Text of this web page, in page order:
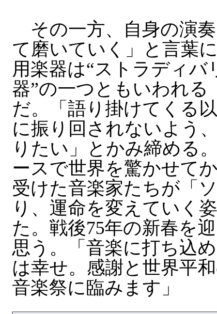
その一方、自身の演
て磨いていく」と言葉
用楽器は“ストラディバ
器”の一つともいわれる
だ。「語り掛けてくる
に振り回されないよう
りたい」とかみ締める
ースで世界を驚かせて
受けた音楽家たちが「
り、運命を変えていく
た。戦後75年の新春を
思う。「音楽に打ち込
は幸せ。感謝と世界平
音楽祭に臨みます」